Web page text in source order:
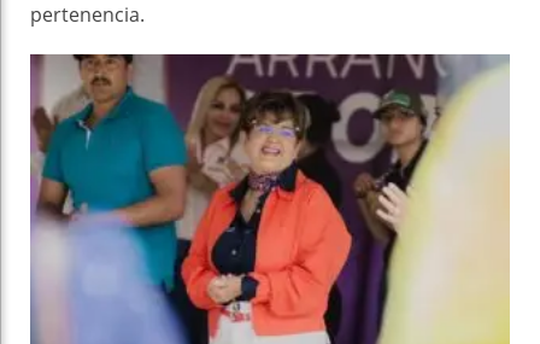
pertenencia.